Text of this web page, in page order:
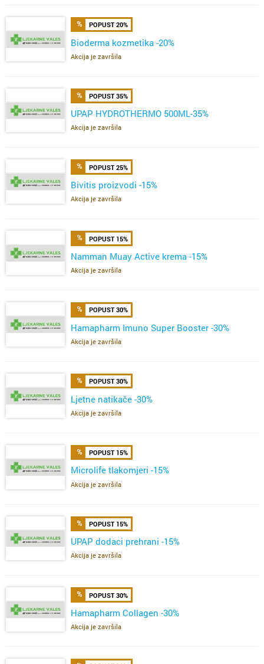
POPUST 20%
Bioderma kozmetika -20%
Akcija je završila
POPUST 35%
UPAP HYDROTHERMO 500ML-35%
Akcija je završila
POPUST 25%
Bivitis proizvodi -15%
Akcija je završila
POPUST 15%
Namman Muay Active krema -15%
Akcija je završila
POPUST 30%
Hamapharm Imuno Super Booster -30%
Akcija je završila
POPUST 30%
Ljetne natikače -30%
Akcija je završila
POPUST 15%
Microlife tlakomjeri -15%
Akcija je završila
POPUST 15%
UPAP dodaci prehrani -15%
Akcija je završila
POPUST 30%
Hamapharm Collagen -30%
Akcija je završila